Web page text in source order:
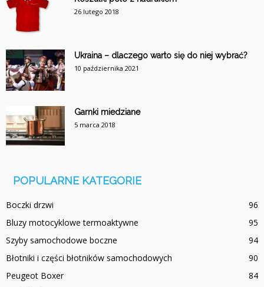
26 lutego 2018
Ukraina – dlaczego warto się do niej wybrać?
10 października 2021
Garnki miedziane
5 marca 2018
POPULARNE KATEGORIE
Boczki drzwi
96
Bluzy motocyklowe termoaktywne
95
Szyby samochodowe boczne
94
Błotniki i części błotników samochodowych
90
Peugeot Boxer
84